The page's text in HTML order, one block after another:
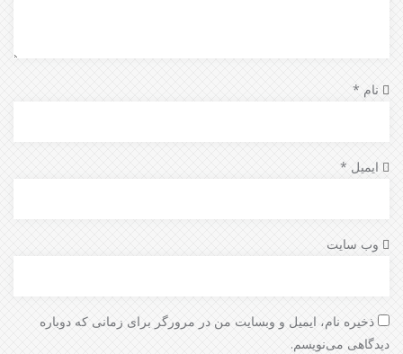
نام *
ایمیل *
وب‌ سایت
ذخیره نام، ایمیل و وبسایت من در مرورگر برای زمانی که دوباره
دیدگاهی می‌نویسم.